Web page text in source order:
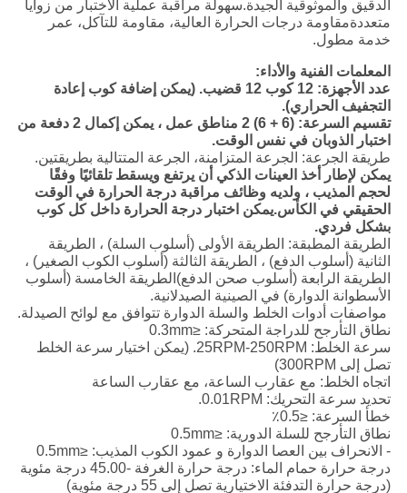
الدقيق والموثوقية الجيدة.سهولة مراقبة عملية الاختبار من زوايا
متعددةمقاومة درجات الحرارة العالية، مقاومة للتآكل، عمر
خدمة مطول.
المعلمات الفنية والأداء:
عدد الأجهزة: 12 كوب 12 قضيب. (يمكن إضافة كوب إعادة
التجفيف الحراري).
تقسيم السرعة: (6 + 6) 2 مناطق عمل ، يمكن إكمال 2 دفعة من
اختبار الذوبان في نفس الوقت.
طريقة الجرعة: الجرعة المتزامنة، الجرعة المتتالية بطريقتين.
يمكن لإطار أخذ العينات الذكي أن يرتفع ويسقط تلقائيًا وفقًا
لحجم المذيب ، ولديه وظائف مراقبة درجة الحرارة في الوقت
الحقيقي في الكأس.يمكن اختبار درجة الحرارة داخل كل كوب
بشكل فردي.
الطريقة المطبقة: الطريقة الأولى (أسلوب السلة) ، الطريقة
الثانية (أسلوب الدفع) ، الطريقة الثالثة (أسلوب الكوب الصغير) ،
الطريقة الرابعة (أسلوب صحن الدفع)الطريقة الخامسة (أسلوب
الأسطوانة الدوارة) في الصينية الصيدلانية.
‬ مواصفات أدوات الخلط والسلة الدوارة تتوافق مع لوائح الصيدلة.
نطاق التأرجح للدراجة المتحركة: ≤0.3mm
سرعة الخلط: 25RPM-250RPM. (يمكن اختيار سرعة الخلط
تصل إلى 300RPM)
اتجاه الخلط: مع عقارب الساعة، مع عقارب الساعة
تحديد سرعة التحريك: 0.01RPM.
خطأ السرعة: ≤0.5٪
نطاق التأرجح للسلة الدورية: ≤0.5mm
- الانحراف بين العصا الدوارة و عمود الكوب المذيب: ≤0.5mm
درجة حرارة حمام الماء: درجة حرارة الغرفة -45.00 درجة مئوية
(درجة حرارة التدفئة الاختيارية تصل إلى 55 درجة مئوية)